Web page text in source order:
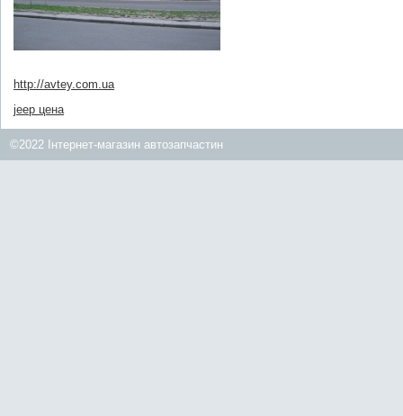
http://avtey.com.ua
jeep цена
©2022 Інтернет-магазин автозапчастин